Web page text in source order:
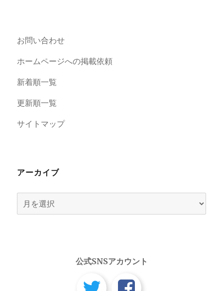
お問い合わせ
ホームページへの掲載依頼
新着順一覧
更新順一覧
サイトマップ
アーカイブ
ー
公式SNSアカウント